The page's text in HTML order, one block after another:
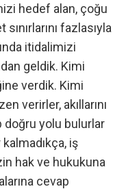
hedef alan, çoğu
fazlasıyla
itidalimizi
geldik. Kimi
verdik. Kimi
verirler, akıllarını
doğru yolu bulurlar
iş
hak ve hukukuna
cevap